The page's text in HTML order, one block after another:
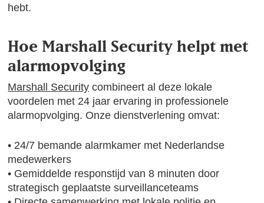
hebt.
Hoe Marshall Security helpt met
alarmopvolging
Marshall Security combineert al deze lokale
voordelen met 24 jaar ervaring in professionele
alarmopvolging. Onze dienstverlening omvat:
• 24/7 bemande alarmkamer met Nederlandse
medewerkers
• Gemiddelde responstijd van 8 minuten door
strategisch geplaatste surveillanceteams